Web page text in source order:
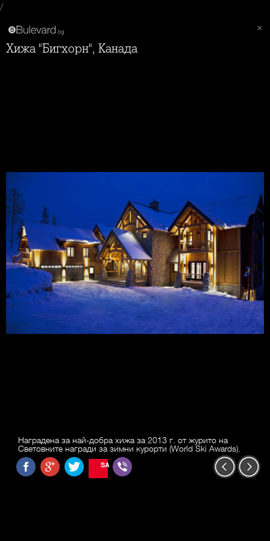
/
Хижа "Бигхорн", Канада
Наградена за най-добра хижа за 2013 г. от журито на
Световните награди за зимни курорти (World Ski Awards).
SAVE